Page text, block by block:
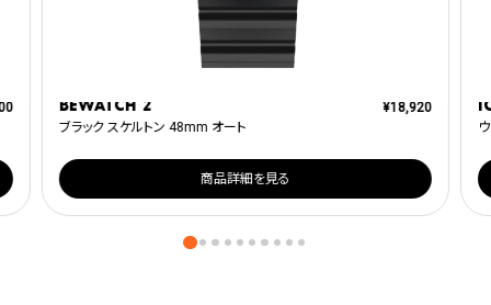
BEWATCH 2
ブラック スケルトン 48mm オート
¥18,920
商品詳細を見る